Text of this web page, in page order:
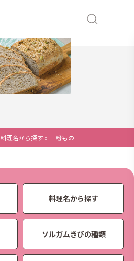
料理名から探す » 粉もの
料理名から探す
ソルガムきびの種類